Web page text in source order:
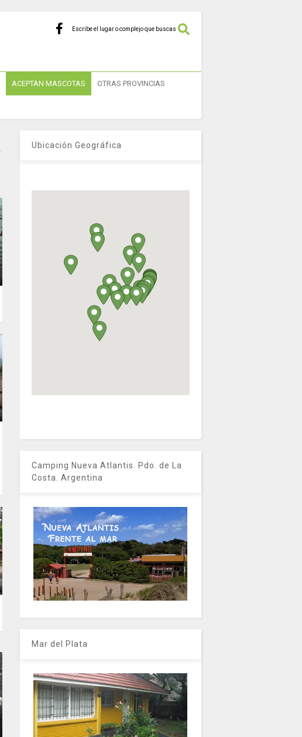
Escribe el lugar o complejo que buscas
ACEPTAN MASCOTAS OTRAS PROVINCIAS
Ubicación Geográfica
Camping Nueva Atlantis. Pdo. de La
Costa. Argentina
Mar del Plata